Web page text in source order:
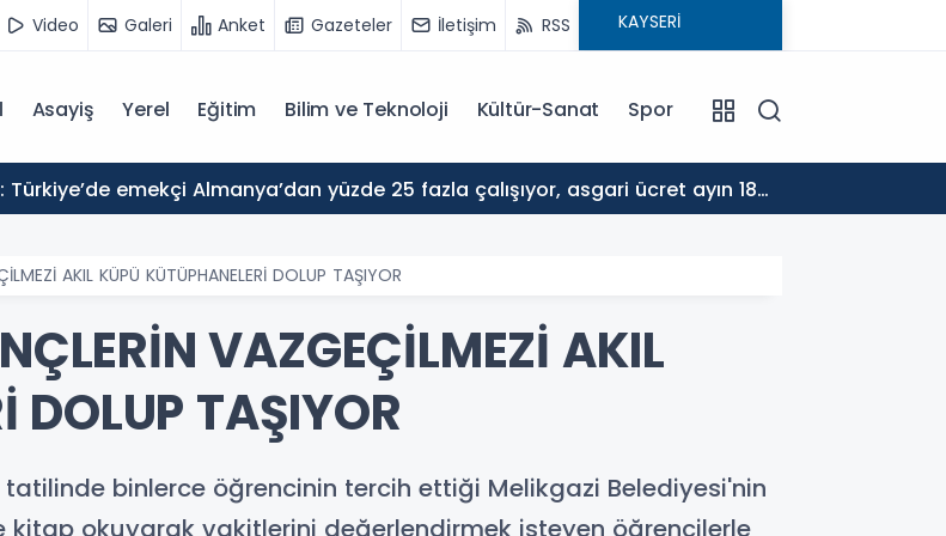
Video Galeri Anket Gazeteler İletişim RSS
Asayiş Yerel Eğitim Bilim ve Teknoloji Kültür-Sanat Spor
AKIL KÜPÜ KÜTÜPHANELERİ DOLUP TAŞIYOR
VAZGEÇİLMEZİ AKIL
DOLUP TAŞIYOR
binlerce öğrencinin tercih ettiği Melikgazi Belediyesi'nin
kitap okuyarak vakitlerini değerlendirmek isteyen öğrencilerle